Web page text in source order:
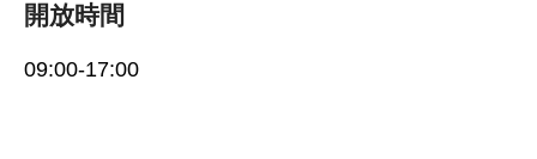
開放時間
09:00-17:00